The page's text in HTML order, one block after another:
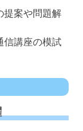
提案や問題解
信講座の模試